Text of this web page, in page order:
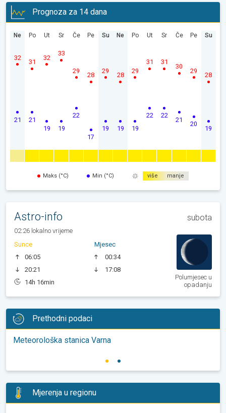
Prognoza za 14 dana
Ne
21
32
Po
21
31
Ut
19
32
Sr
19
33
Če
22
29
Pe
17
28
Su
19
29
Ne
19
28
Po
19
29
Ut
22
31
Sr
22
31
Če
21
30
Pe
20
29
Su
19
28
Maks (°C) Min (°C) više manje
Astro-info subota
02:26 lokalno vrijeme
Sunce
06:05
20:21
14h 16min
Mjesec
00:34
17:08
Polumjesec u
opadanju
Prethodni podaci
Meteorološka stanica Varna
Mjerenja u regionu